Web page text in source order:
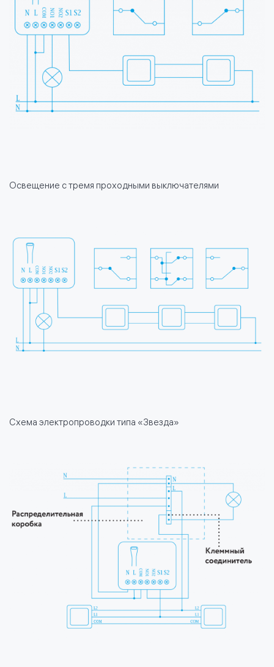
Освещение с тремя проходными выключателями
Схема электропроводки типа «Звезда»